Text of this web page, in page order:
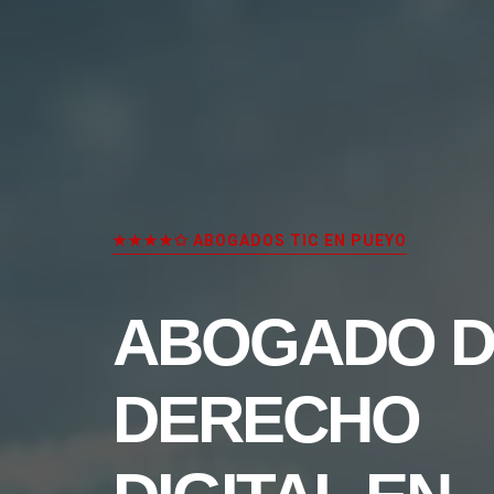
★★★★✩ ABOGADOS TIC EN PUEYO
ABOGADO
DERECHO